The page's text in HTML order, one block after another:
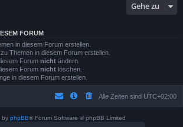
Gehe zu
FORUM
in diesem Forum erstellen.
Themen in diesem Forum erstellen.
Forum nicht ändern.
Forum nicht löschen.
in diesem Forum erstellen.
Alle Zeiten sind UTC+02:00
by phpBB® Forum Software © phpBB Limited